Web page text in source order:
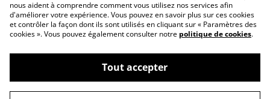
©2026L'Oiseau Lÿre
nous aident à comprendre comment vous utilisez nos services afin
d'améliorer votre expérience. Vous pouvez en savoir plus sur ces cookies
et contrôler la façon dont ils sont utilisés en cliquant sur « Paramètres des
cookies ». Vous pouvez également consulter notre politique de cookies.
Tout accepter